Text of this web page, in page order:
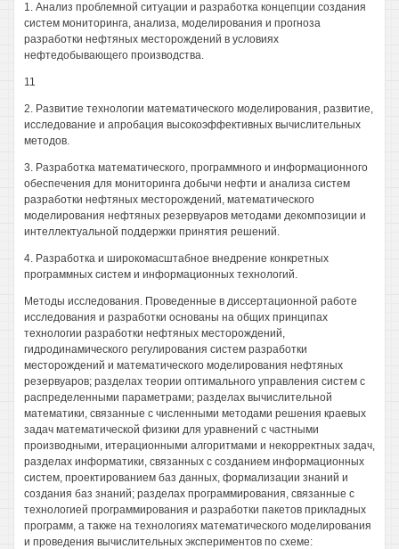
1. Анализ проблемной ситуации и разработка концепции создания
систем мониторинга, анализа, моделирования и прогноза
разработки нефтяных месторождений в условиях
нефтедобывающего производства.
11
2. Развитие технологии математического моделирования, развитие,
исследование и апробация высокоэффективных вычислительных
методов.
3. Разработка математического, программного и информационного
обеспечения для мониторинга добычи нефти и анализа систем
разработки нефтяных месторождений, математического
моделирования нефтяных резервуаров методами декомпозиции и
интеллектуальной поддержки принятия решений.
4. Разработка и широкомасштабное внедрение конкретных
программных систем и информационных технологий.
Методы исследования. Проведенные в диссертационной работе
исследования и разработки основаны на общих принципах
технологии разработки нефтяных месторождений,
гидродинамического регулирования систем разработки
месторождений и математического моделирования нефтяных
резервуаров; разделах теории оптимального управления систем с
распределенными параметрами; разделах вычислительной
математики, связанные с численными методами решения краевых
задач математической физики для уравнений с частными
производными, итерационными алгоритмами и некорректных задач,
разделах информатики, связанных с созданием информационных
систем, проектированием баз данных, формализации знаний и
создания баз знаний; разделах программирования, связанные с
технологией программирования и разработки пакетов прикладных
программ, а также на технологиях математического моделирования
и проведения вычислительных экспериментов по схеме: